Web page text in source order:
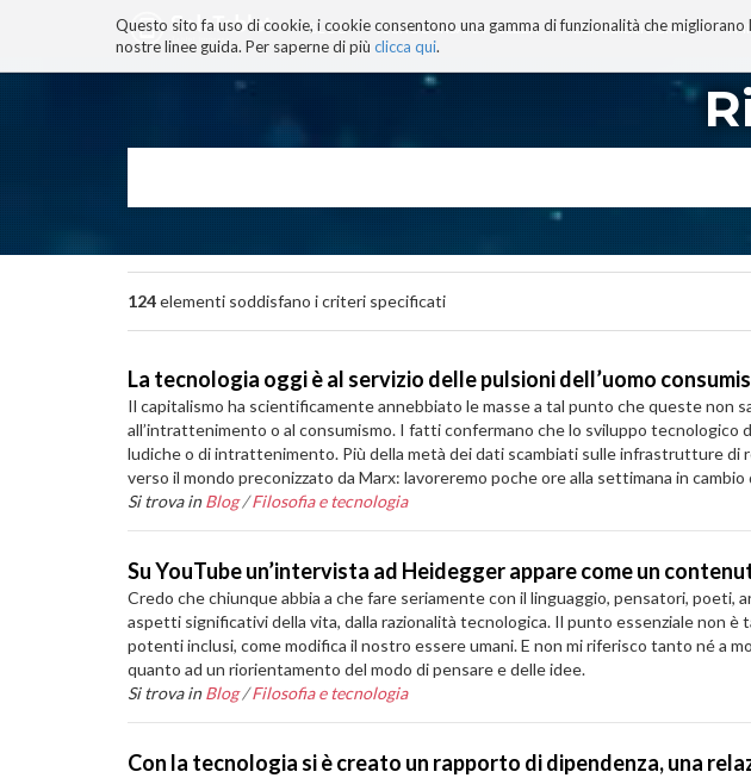
Questo sito fa uso di cookie, i cookie consentono una gamma di funzionalità che
nostre linee guida. Per saperne di più clicca qui.
BLOG TECNOCONSAPEVOLEZZA TECNOBIBLIOGRAFIA I
navigazione
124elementi soddisfano i criteri specificati
La tecnologia oggi è al servizio delle pulsioni dell’uomo
Il capitalismo ha scientificamente annebbiato le masse a tal punto che queste non
all’intrattenimento o al consumismo. I fatti confermano che lo sviluppo
ludiche o di intrattenimento. Più della metà dei dati scambiati sulle infrastrutture di
verso il mondo preconizzato da Marx: lavoreremo poche ore alla settimana in
Si trova in Blog /Filosofia e tecnologia
Su YouTube un’intervista ad Heidegger appare come un
Credo che chiunque abbia a che fare seriamente con il linguaggio, pensatori,
aspetti significativi della vita, dalla razionalità tecnologica. Il punto essenziale non
potenti inclusi, come modifica il nostro essere umani. E non mi riferisco tanto né a
quanto ad un riorientamento del modo di pensare e delle idee.
Si trova in Blog /Filosofia e tecnologia
Con la tecnologia si è creato un rapporto di dipendenza, una